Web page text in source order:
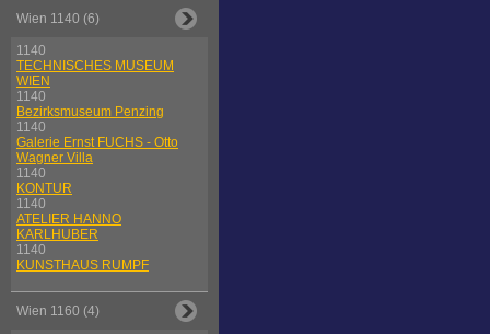
Wien 1140 (6)
1140
TECHNISCHES MUSEUM
WIEN
1140
Bezirksmuseum Penzing
1140
Galerie Ernst FUCHS - Otto
Wagner Villa
1140
KONTUR
1140
ATELIER HANNO
KARLHUBER
1140
KUNSTHAUS RUMPF
Wien 1160 (4)